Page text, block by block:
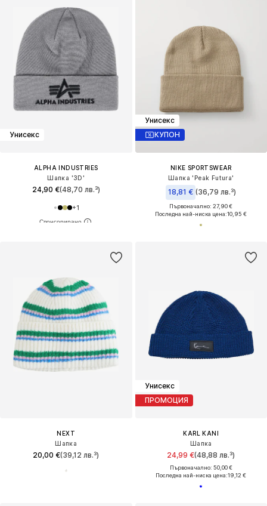
Унисекс
ALPHA INDUSTRIES
Шапка '3D'
24,90 €(48,70 лв.³)
+1
Унисекс
КУПОН
NIKE SPORTSWEAR
Шапка 'Peak Futura'
18,81 € (36,79 лв.³)
Първоначално: 27,90 €
Последна най-ниска цена:10,95 €
NEXT
Шапка
20,00 €(39,12 лв.³)
Унисекс
ПРОМОЦИЯ
KARL KANI
Шапка
24,99 €(48,88 лв.³)
Първоначално: 50,00 €
Последна най-ниска цена:19,12 €